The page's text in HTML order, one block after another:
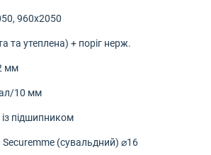
960х2050
та утеплена) + поріг нерж.
мм
10 мм
підшипником
Securemme (сувальдний) ⌀16